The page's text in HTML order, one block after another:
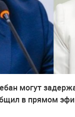
могут
в прямом